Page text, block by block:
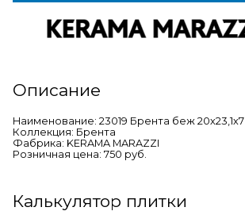
Описание
Наименование: 23019 Брента беж 20х23,1х7
Коллекция: Брента
Фабрика: KERAMA MARAZZI
Розничная цена: 750 руб.
Калькулятор плитки